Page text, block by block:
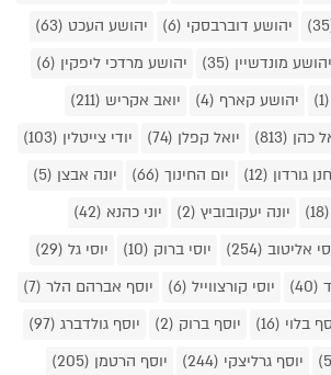
יהושע דוברבסקי (6)
יהושע העכט (63)
יהושע מונדשיין (35)
יהושע מרדכי ליפקין (6)
יהושע קארף (4)
יואב אקריש (211)
כהן (813) יואל קפלן (74)
יודי צייטלין (103)
גורדון (12) יום החינוך (66)
יונה אבצן (5)
יונה יעקובוביץ (2)
יוני כהנא (42)
אליטוב (254) יוסי ברוק (10)
יוסי גל (29)
יוסי קורצווייל (6)
יוסף אברהם הלר (7)
בלוי (16) יוסף ברוק (2)
יוסף גולדברג (97)
יוסף גרליצקי (244)
יוסף הרטמן (205)